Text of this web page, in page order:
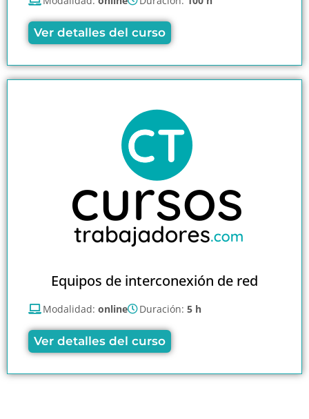
Ver detalles del curso
Equipos de interconexión de red
Modalidad: online Duración: 5 h
Ver detalles del curso